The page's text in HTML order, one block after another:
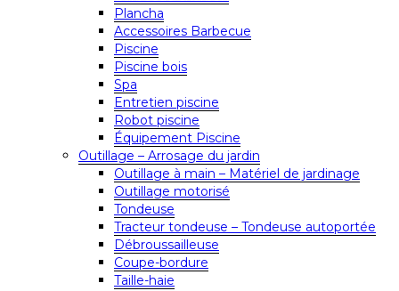
Plancha
Accessoires Barbecue
Piscine
Piscine bois
Spa
Entretien piscine
Robot piscine
Équipement Piscine
Outillage – Arrosage du jardin
Outillage à main – Matériel de jardinage
Outillage motorisé
Tondeuse
Tracteur tondeuse – Tondeuse autoportée
Débroussailleuse
Coupe-bordure
Taille-haie